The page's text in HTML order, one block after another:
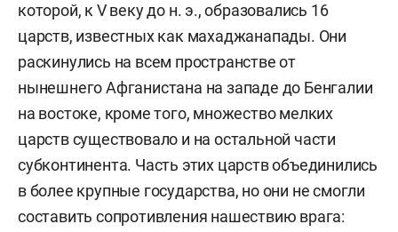
которой, к V веку до н. э., образовались 16
царств, известных как махаджанапады. Они
раскинулись на всем пространстве от
нынешнего Афганистана на западе до Бенгалии
на востоке, кроме того, множество мелких
царств существовало и на остальной части
субконтинента. Часть этих царств объединились
в более крупные государства, но они не смогли
составить сопротивления нашествию врага: